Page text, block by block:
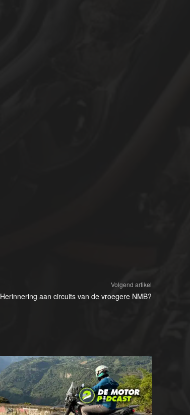
Volgend artikel
Herinnering aan circuits van de vroegere NMB?